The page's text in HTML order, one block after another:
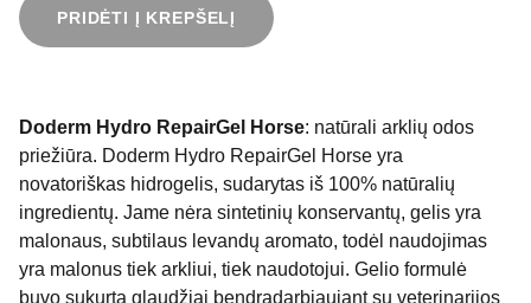
PRIDĖTI Į KREPŠELĮ
Doderm Hydro RepairGel Horse: natūrali arklių odos
priežiūra. Doderm Hydro RepairGel Horse yra
novatoriškas hidrogelis, sudarytas iš 100% natūralių
ingredientų. Jame nėra sintetinių konservantų, gelis yra
malonaus, subtilaus levandų aromato, todėl naudojimas
yra malonus tiek arkliui, tiek naudotojui. Gelio formulė
buvo sukurta glaudžiai bendradarbiaujant su veterinarijos